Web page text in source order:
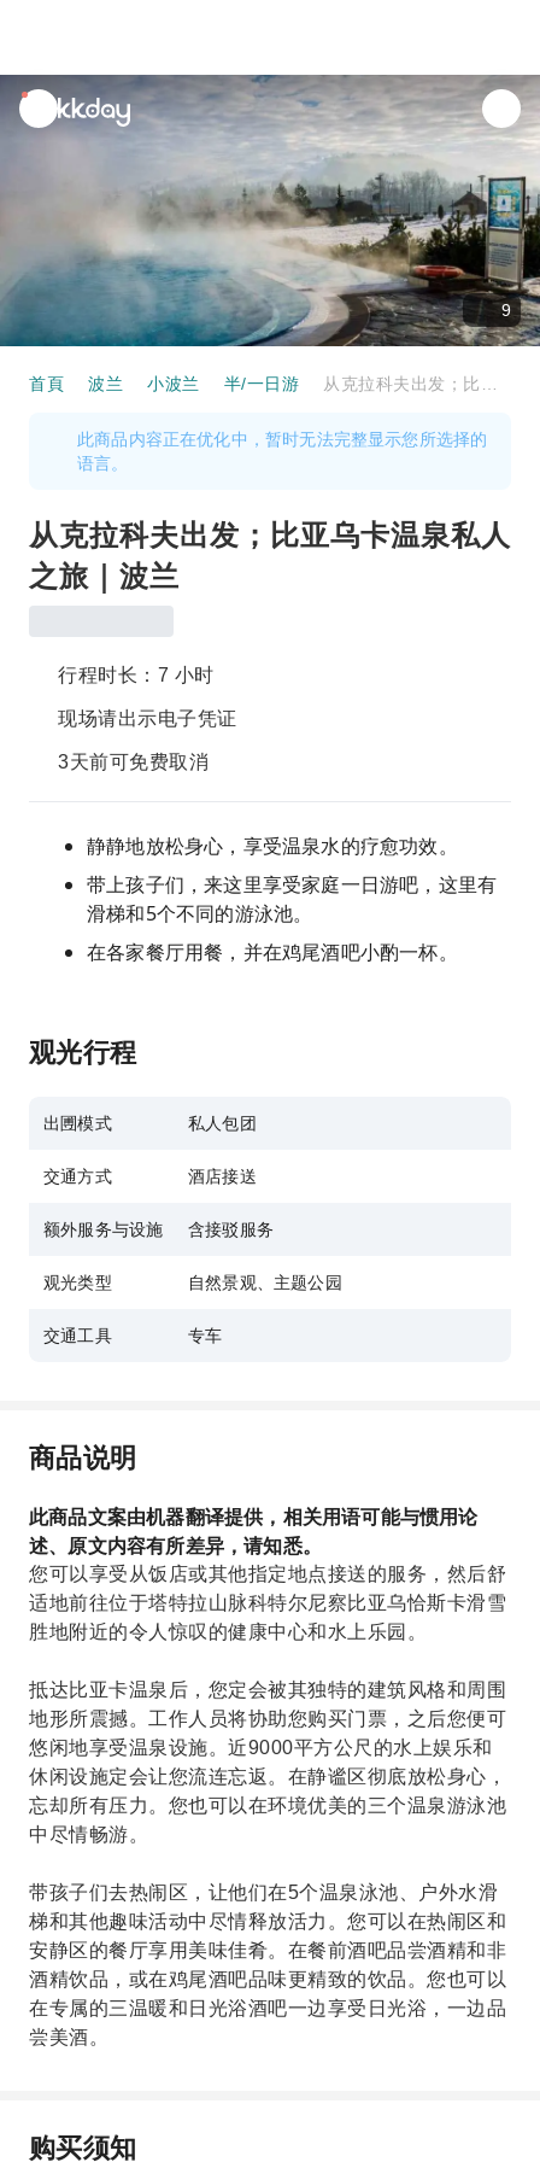
unread
notifications
9
首頁 波兰 小波兰 半/一日游
此商品内容正在优化中，暂时无法完整显示您所选择的
语言。
从克拉科夫出发；比亚乌卡温泉私人
之旅｜波兰
行程时长：7 小时
现场请出示电子凭证
3天前可免费取消
静静地放松身心，享受温泉水的疗愈功效。
带上孩子们，来这里享受家庭一日游吧，这里有
滑梯和5个不同的游泳池。
在各家餐厅用餐，并在鸡尾酒吧小酌一杯。
观光行程
出圑模式 私人包团
交通方式 酒店接送
额外服务与设施 含接驳服务
观光类型 自然景观、主题公园
交通工具 专车
商品说明
此商品文案由机器翻译提供，相关用语可能与惯用论
述、原文内容有所差异，请知悉。
您可以享受从饭店或其他指定地点接送的服务，然后舒
适地前往位于塔特拉山脉科特尔尼察比亚乌恰斯卡滑雪
胜地附近的令人惊叹的健康中心和水上乐园。
抵达比亚卡温泉后，您定会被其独特的建筑风格和周围
地形所震撼。工作人员将协助您购买门票，之后您便可
悠闲地享受温泉设施。近9000平方公尺的水上娱乐和
休闲设施定会让您流连忘返。在静谧区彻底放松身心，
忘却所有压力。您也可以在环境优美的三个温泉游泳池
中尽情畅游。
带孩子们去热闹区，让他们在5个温泉泳池、户外水滑
梯和其他趣味活动中尽情释放活力。您可以在热闹区和
安静区的餐厅享用美味佳肴。在餐前酒吧品尝酒精和非
酒精饮品，或在鸡尾酒吧品味更精致的饮品。您也可以
在专属的三温暖和日光浴酒吧一边享受日光浴，一边品
尝美酒。
购买须知